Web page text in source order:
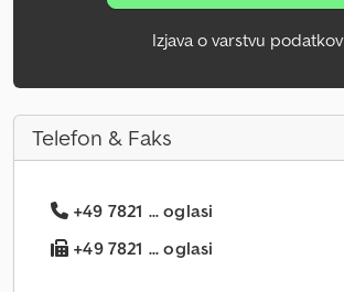
Izjava o varstvu podatkov
Telefon & Faks
+49 7821 ... oglasi
+49 7821 ... oglasi